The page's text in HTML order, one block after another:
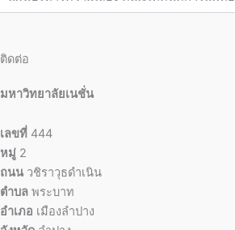
ติดต่อ
มหาวิทยาลัยเนชั่น
เลขที่ 444
หมู่ 2
ถนน วชิราวุธดำเนิน
ตำบล พระบาท
อำเภอ เมืองลำปาง